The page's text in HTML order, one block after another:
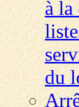
à la
du